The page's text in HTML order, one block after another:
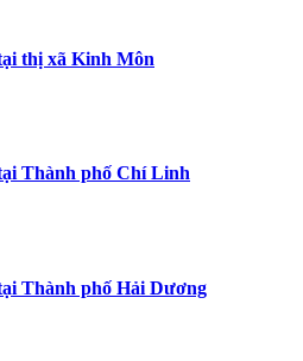
thị xã Kinh Môn
Thành phố Chí Linh
Thành phố Hải Dương